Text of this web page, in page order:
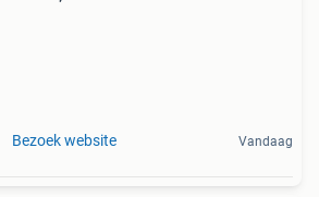
Bezoek website Vandaag